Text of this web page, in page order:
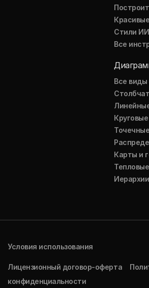
Стили
Все
Все
Точечные
Карты и
Условия использования
Лицензионный договор-оферта
конфиденциальности